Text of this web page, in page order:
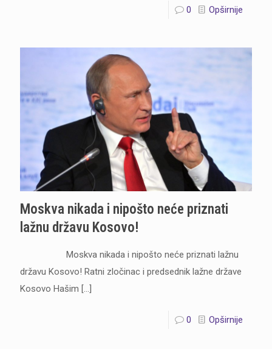
0 Opširnije
Moskva nikada i nipošto neće priznati
lažnu državu Kosovo!
Moskva nikada i nipošto neće priznati lažnu
državu Kosovo! Ratni zločinac i predsednik lažne države
Kosovo Hašim […]
0 Opširnije